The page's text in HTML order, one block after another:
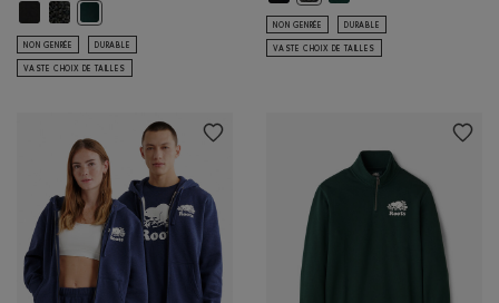
Chandail original à capuchon et glissière en coton bio: NOIR Couleur
Chandail original à capuchon et glissière en coton bio: POIVRE
NON GENRÉE DURABLE
VASTE CHOIX DE TAILLES
NON GENRÉE DURABLE
VASTE CHOIX DE TAILLES